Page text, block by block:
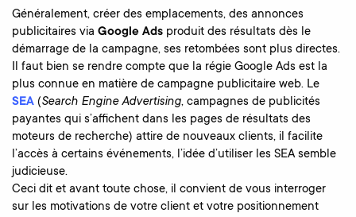
Généralement, créer des emplacements, des annonces
publicitaires via Google Ads produit des résultats dès le
démarrage de la campagne, ses retombées sont plus directes.
Il faut bien se rendre compte que la régie Google Ads est la
plus connue en matière de campagne publicitaire web. Le
SEA (Search Engine Advertising, campagnes de publicités
payantes qui s’affichent dans les pages de résultats des
moteurs de recherche) attire de nouveaux clients, il facilite
l’accès à certains événements, l’idée d’utiliser les SEA semble
judicieuse.
Ceci dit et avant toute chose, il convient de vous interroger
sur les motivations de votre client et votre positionnement